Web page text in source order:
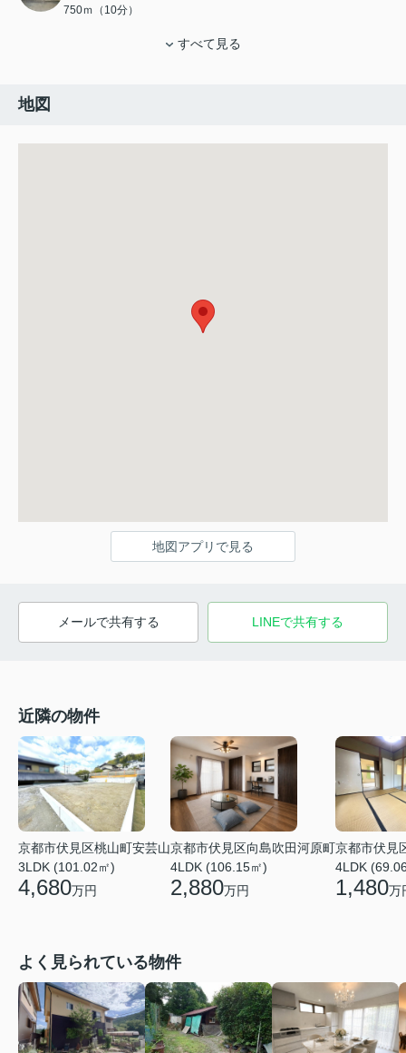
750ｍ（10分）
すべて見る
地図
地図アプリで見る
メールで共有する LINEで共有する
近隣の物件
京都市伏見区桃山町安芸山
3LDK (101.02㎡)
4,680万円
京都市伏見区向島吹田河原町
4LDK (106.15㎡)
2,880万円
京都市伏見
4LDK
1,480万
よく見られている物件